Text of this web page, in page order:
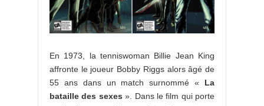
En 1973, la tenniswoman Billie Jean King
affronte le joueur Bobby Riggs alors âgé de
55 ans dans un match surnommé « La
bataille des sexes ». Dans le film qui porte